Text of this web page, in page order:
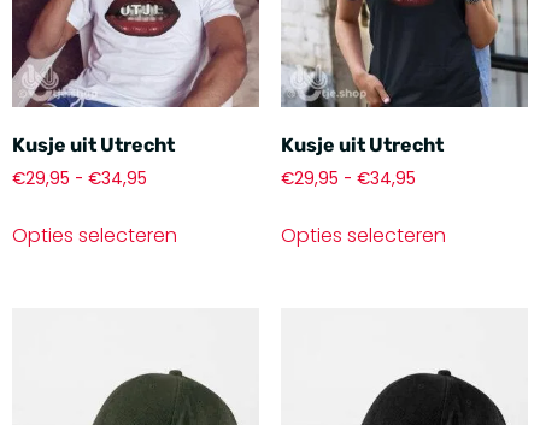
Kusje uit Utrecht
€29,95 - €34,95
Opties selecteren
Kusje uit Utrecht
€29,95 - €34,95
Opties selecteren